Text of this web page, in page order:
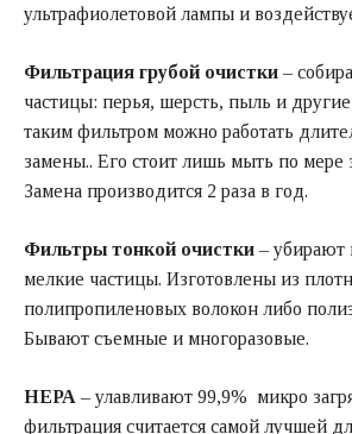
ультрафиолетовой лампы и
Фильтрация грубой очистки –
частицы: перья, шерсть, пыль и другие
таким фильтром можно работать
замены.. Его стоит лишь мыть по мере
Замена производится 2 раза в год.
Фильтры тонкой очистки – убирают
мелкие частицы. Изготовлены из
полипропиленовых волокон либо
Бывают съемные и многоразовые.
НЕРА – улавливают 99,9% микро
фильтрация считается самой лучшей